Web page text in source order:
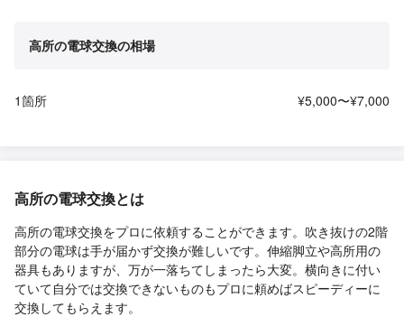
高所の電球交換の相場
1箇所 ¥5,000〜¥7,000
高所の電球交換とは
高所の電球交換をプロに依頼することができます。吹き抜けの2階
部分の電球は手が届かず交換が難しいです。伸縮脚立や高所用の
器具もありますが、万が一落ちてしまったら大変。横向きに付い
ていて自分では交換できないものもプロに頼めばスピーディーに
交換してもらえます。